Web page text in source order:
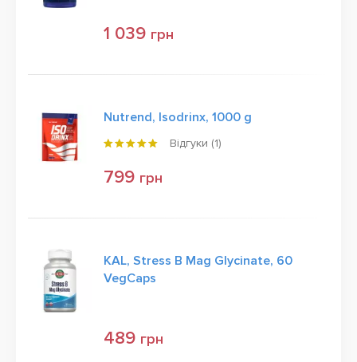
1 039 грн
Nutrend, Isodrinx, 1000 g
Відгуки (1)
799 грн
KAL, Stress B Mag Glycinate, 60
VegCaps
489 грн